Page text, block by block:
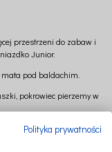
przestrzeni do zabaw i
Junior.
pod baldachim.
pokrowiec pierzemy w
Polityka prywatności